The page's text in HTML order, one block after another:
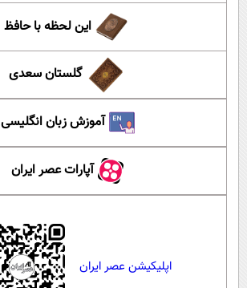
این لحظه با حافظ
گلستان سعدی
آموزش زبان انگلیسی
آپارات عصر ایران
اپلیکیشن عصر ایران